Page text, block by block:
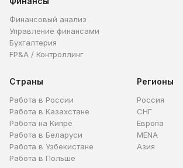
Финансовый анализ
Управление финансами
Бухгалтерия
FP&A / Контроллинг
Страны
Работа в России
Работа в Казахстане
Работа на Кипре
Работа в Беларуси
Работа в Узбекистане
Работа в Польше
Регионы
Россия
СНГ
Европа
MENA
Азия